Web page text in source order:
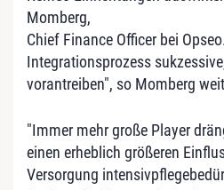
Momberg,
Chief Finance Officer bei
Integrationsprozess
vorantreiben", so Momberg
"Immer mehr große Player
einen erheblich größeren
Versorgung